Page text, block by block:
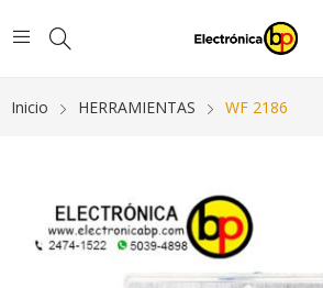
Inicio HERRAMIENTAS WF 2186